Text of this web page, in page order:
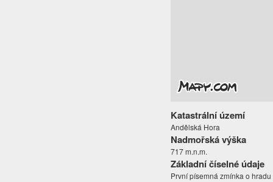
Katastrální území
Andělská Hora
Nadmořská výška
717 m.n.m.
Základní číselné údaje
První písemná zmínka o